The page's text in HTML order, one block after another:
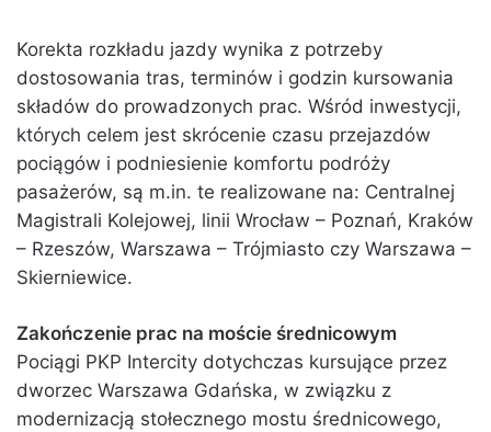
Korekta rozkładu jazdy wynika z potrzeby
dostosowania tras, terminów i godzin kursowania
składów do prowadzonych prac. Wśród inwestycji,
których celem jest skrócenie czasu przejazdów
pociągów i podniesienie komfortu podróży
pasażerów, są m.in. te realizowane na: Centralnej
Magistrali Kolejowej, linii Wrocław – Poznań, Kraków
– Rzeszów, Warszawa – Trójmiasto czy Warszawa –
Skierniewice.
Zakończenie prac na moście średnicowym
Pociągi PKP Intercity dotychczas kursujące przez
dworzec Warszawa Gdańska, w związku z
modernizacją stołecznego mostu średnicowego,